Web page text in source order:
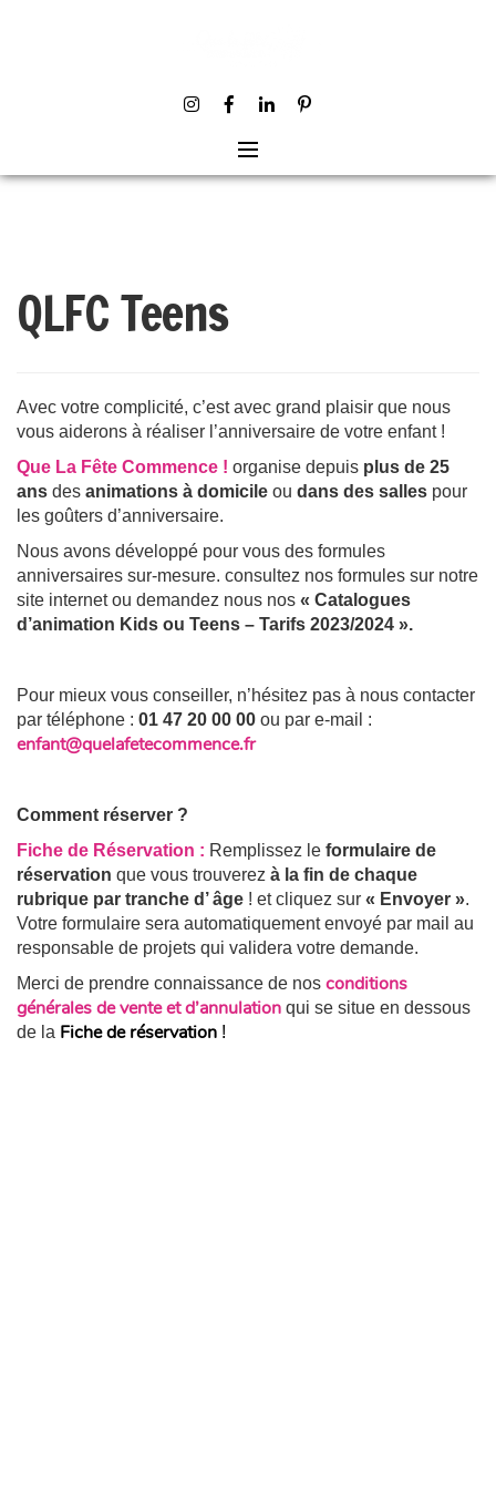
QLFC Teens
Avec votre complicité, c’est avec grand plaisir que nous
vous aiderons à réaliser l’anniversaire de votre enfant !
Que La Fête Commence ! organise depuis plus de 25
ans des animations à domicile ou dans des salles pour
les goûters d’anniversaire.
Nous avons développé pour vous des formules
anniversaires sur-mesure. consultez nos formules sur notre
site internet ou demandez nous nos « Catalogues
d’animation Kids ou Teens – Tarifs 2023/2024 ».
Pour mieux vous conseiller, n’hésitez pas à nous contacter
par téléphone : 01 47 20 00 00 ou par e-mail :
enfant@quelafetecommence.fr
Comment réserver ?
Fiche de Réservation : Remplissez le formulaire de
réservation que vous trouverez à la fin de chaque
rubrique par tranche d’ âge ! et cliquez sur « Envoyer ».
Votre formulaire sera automatiquement envoyé par mail au
responsable de projets qui validera votre demande.
Merci de prendre connaissance de nos conditions
générales de vente et d’annulation qui se situe en dessous
de la Fiche de réservation !